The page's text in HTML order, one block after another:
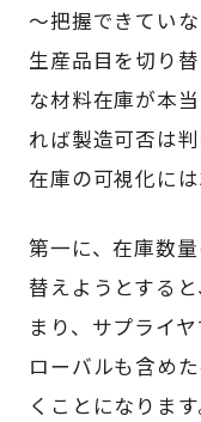
～把握できてい
生産品目を切り
な材料在庫が本
れば製造可否は判
在庫の可視化には
第一に、在庫数
替えようとする
まり、サプライ
ローバルも含め
くことになりま